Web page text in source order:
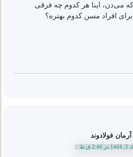
می‌دن، اینا هر کدوم چه فرقی
افراد مسن کدوم بهتره؟
آرمان فولادوند
ق.ظ